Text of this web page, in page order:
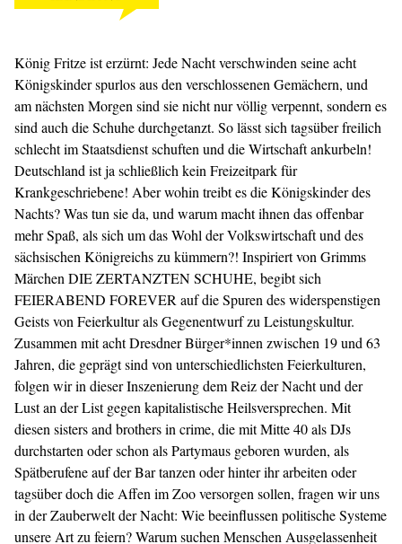
König Fritze ist erzürnt: Jede Nacht verschwinden seine acht
Königskinder spurlos aus den verschlossenen Gemächern, und
am nächsten Morgen sind sie nicht nur völlig verpennt, sondern es
sind auch die Schuhe durchgetanzt. So lässt sich tagsüber freilich
schlecht im Staatsdienst schuften und die Wirtschaft ankurbeln!
Deutschland ist ja schließlich kein Freizeitpark für
Krankgeschriebene! Aber wohin treibt es die Königskinder des
Nachts? Was tun sie da, und warum macht ihnen das offenbar
mehr Spaß, als sich um das Wohl der Volkswirtschaft und des
sächsischen Königreichs zu kümmern?! Inspiriert von Grimms
Märchen DIE ZERTANZTEN SCHUHE, begibt sich
FEIERABEND FOREVER auf die Spuren des widerspenstigen
Geists von Feierkultur als Gegenentwurf zu Leistungskultur.
Zusammen mit acht Dresdner Bürger*innen zwischen 19 und 63
Jahren, die geprägt sind von unterschiedlichsten Feierkulturen,
folgen wir in dieser Inszenierung dem Reiz der Nacht und der
Lust an der List gegen kapitalistische Heilsversprechen. Mit
diesen sisters and brothers in crime, die mit Mitte 40 als DJs
durchstarten oder schon als Partymaus geboren wurden, als
Spätberufene auf der Bar tanzen oder hinter ihr arbeiten oder
tagsüber doch die Affen im Zoo versorgen sollen, fragen wir uns
in der Zauberwelt der Nacht: Wie beeinflussen politische Systeme
unsere Art zu feiern? Warum suchen Menschen Ausgelassenheit